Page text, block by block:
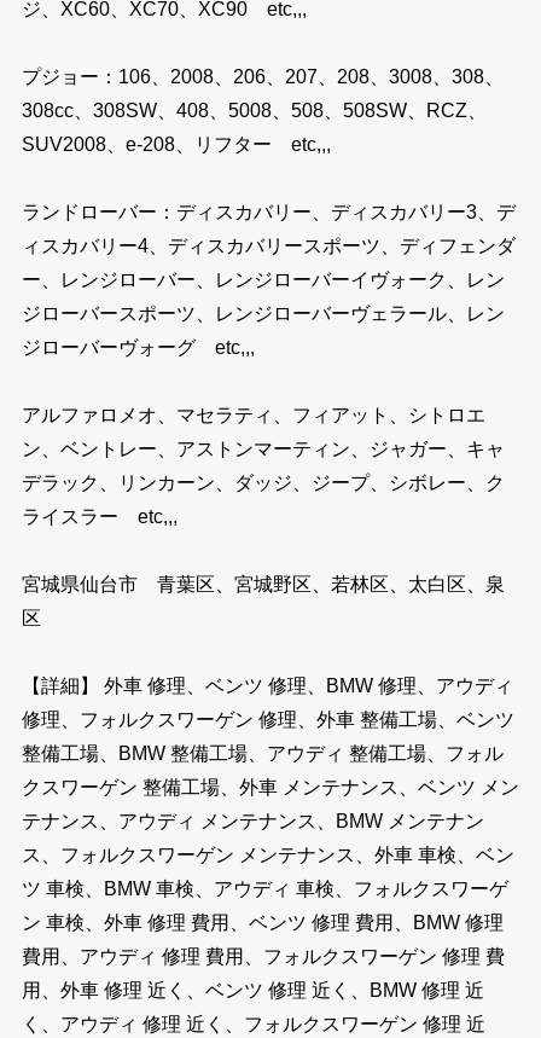
ジ、XC60、XC70、XC90 etc,,,
プジョー：106、2008、206、207、208、3008、308、
308cc、308SW、408、5008、508、508SW、RCZ、
SUV2008、e-208、リフター etc,,,
ランドローバー：ディスカバリー、ディスカバリー3、デ
ィスカバリー4、ディスカバリースポーツ、ディフェンダ
ー、レンジローバー、レンジローバーイヴォーク、レン
ジローバースポーツ、レンジローバーヴェラール、レン
ジローバーヴォーグ etc,,,
アルファロメオ、マセラティ、フィアット、シトロエ
ン、ベントレー、アストンマーティン、ジャガー、キャ
デラック、リンカーン、ダッジ、ジープ、シボレー、ク
ライスラー etc,,,
宮城県仙台市 青葉区、宮城野区、若林区、太白区、泉
区
【詳細】 外車 修理、ベンツ 修理、BMW 修理、アウディ
修理、フォルクスワーゲン 修理、外車 整備工場、ベンツ
整備工場、BMW 整備工場、アウディ 整備工場、フォル
クスワーゲン 整備工場、外車 メンテナンス、ベンツ メン
テナンス、アウディ メンテナンス、BMW メンテナン
ス、フォルクスワーゲン メンテナンス、外車 車検、ベン
ツ 車検、BMW 車検、アウディ 車検、フォルクスワーゲ
ン 車検、外車 修理 費用、ベンツ 修理 費用、BMW 修理
費用、アウディ 修理 費用、フォルクスワーゲン 修理 費
用、外車 修理 近く、ベンツ 修理 近く、BMW 修理 近
く、アウディ 修理 近く、フォルクスワーゲン 修理 近